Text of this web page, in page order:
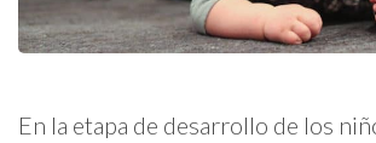
En la etapa de desarrollo de los